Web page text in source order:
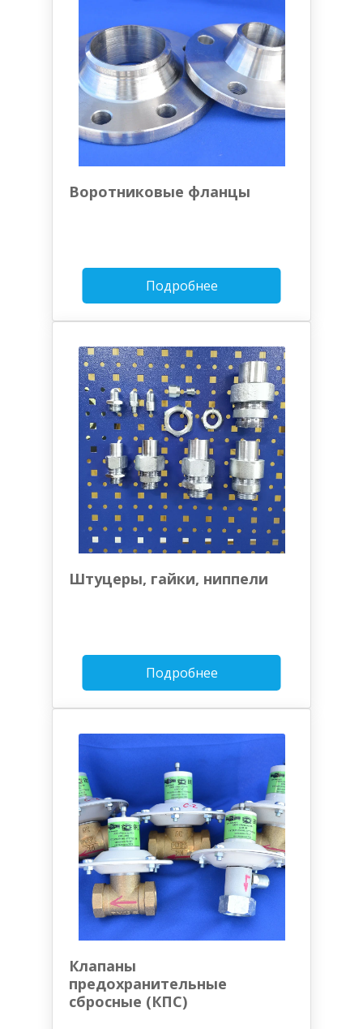
Воротниковые фланцы
Подробнее
Штуцеры, гайки, ниппели
Подробнее
Клапаны
предохранительные
сбросные (КПС)